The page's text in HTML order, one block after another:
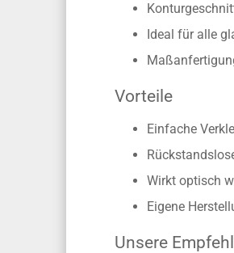
Ideal für alle
Vorteile
Einfache
Wirkt optisch
Eigene
Unsere